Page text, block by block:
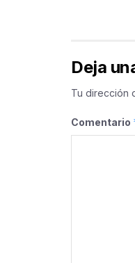
Deja
Tu dirección
Comentario